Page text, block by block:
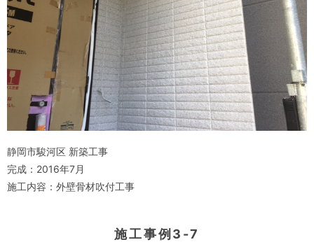
静岡市駿河区 新築工事
完成：2016年7月
施工内容：外壁骨材吹付工事
施工事例3-7